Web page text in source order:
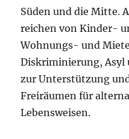
Süden und die Mitte.
reichen von Kinder-
Wohnungs- und
Diskriminierung, Asyl
zur Unterstützung
Freiräumen für
Lebensweisen.